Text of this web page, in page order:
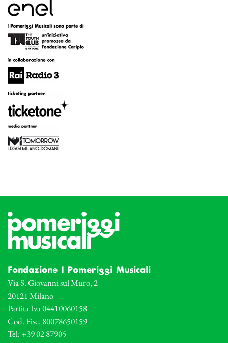
Fondazione I Pomeriggi Musicali
Via S. Giovanni sul Muro, 2
20121 Milano
Partita Iva 04410060158
Cod. Fisc. 80078650159
Tel: +39 02 87905